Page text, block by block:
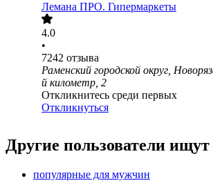
Лемана ПРО. Гипермаркеты
4.0
•
7242 отзыва
Раменский городской округ,
й километр, 2
Откликнитесь среди первых
Откликнуться
Другие пользователи ищут
популярные для мужчин